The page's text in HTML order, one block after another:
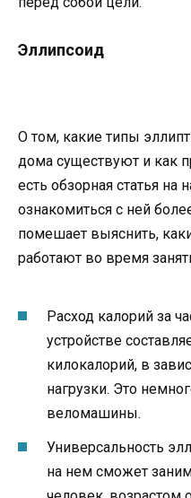
Эллипсоид
О том, какие типы
дома существуют и как
есть обзорная статья на
ознакомиться с ней
помешает выяснить,
работают во время
Расход калорий за
устройстве
килокалорий, в
нагрузки. Это
веломашины.
Универсальность
на нем сможет